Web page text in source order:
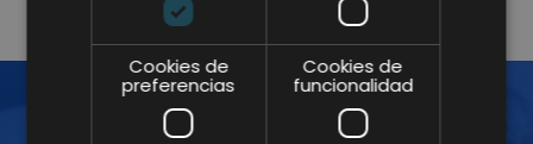
Cookies de
preferencias
Cookies de
funcionalidad